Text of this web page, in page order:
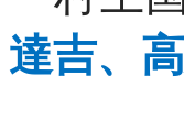
達吉、